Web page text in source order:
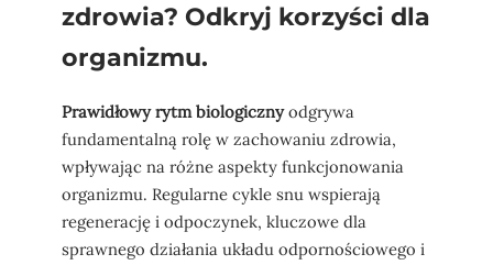
zdrowia? Odkryj korzyści dla
organizmu.
Prawidłowy rytm biologicznyodgrywa
fundamentalną rolę w zachowaniu zdrowia,
wpływając na różne aspekty funkcjonowania
organizmu. Regularne cykle snu wspierają
regenerację i odpoczynek, kluczowe dla
sprawnego działania układu odpornościowego i